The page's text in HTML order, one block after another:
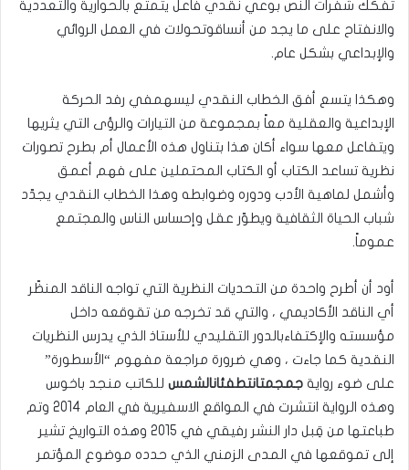
تفكك شفرات النص بوعي نقدي فاعل يتمتع بالحوارية والتعددية
والانفتاح على ما يجد من أنساقوتحولات في العمل الروائي
والإبداعي بشكل عام.
وهكذا يتسع أفق الخطاب النقدي ليسهمفي رفد الحركة
الإبداعية والعقلية معاً بمجموعة من التيارات والرؤى التي يثريها
ويتفاعل معها سواء أكان هذا بتناول هذه الأعمال أم بطرح تصورات
نظرية تساعد الكتاب أو الكتاب المحتملين على فهم أعمق
وأشمل لماهية الأدب ودوره وضوابطه وهذا الخطاب النقدي يجدّد
شباب الحياة الثقافية ويطوّر عقل وإحساس الناس والمجتمع
عموماً.
أود أن أطرح واحدة من التحديات النظرية التي تواجه الناقد المنظّر
أي الناقد الأكاديمي ، والتي قد تخرجه من تقوقعه داخل
مؤسسته والإكتفاءبالدور التقليدي للأستاذ الذي يدرس النظريات
النقدية كما جاءت ، وهي ضرورة مراجعة مفهوم “الأسطورة”
على ضوء رواية جمجمتانتطفئانالشمس للكاتب منجد باخوس
وهذه الرواية انتشرت في المواقع الاسفيرية في العام 2014 وتم
طباعتها من قِبل دار النشر رفيقي في 2015 وهذه التواريخ تشير
إلى تموقعها في المدى الزمني الذي حدده موضوع المؤتمر